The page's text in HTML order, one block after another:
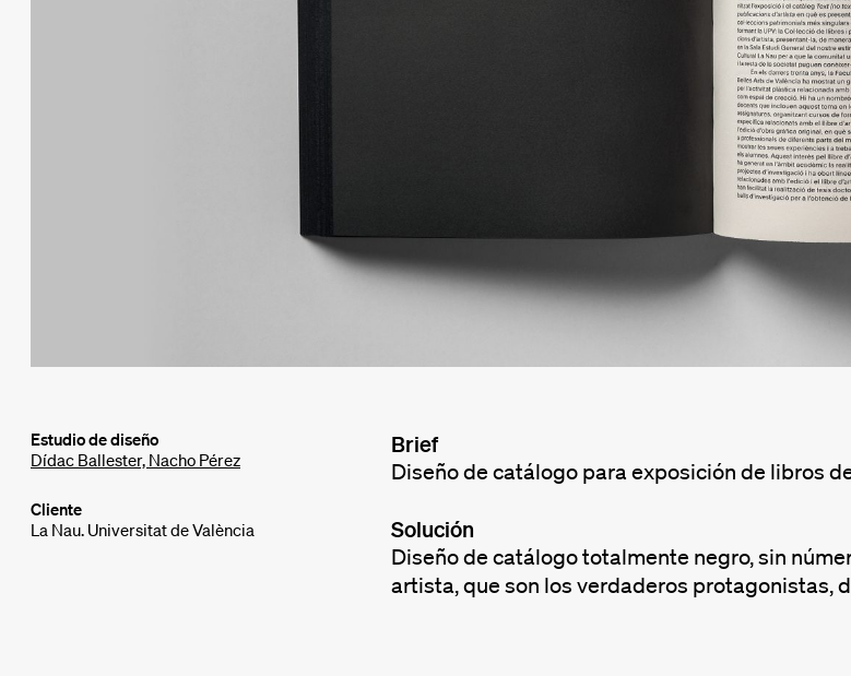
Estudio de diseño
Dídac Ballester, Nacho Pérez
Cliente
La Nau. Universitat de València
Brief
Diseño de catálogo para exposición de libros
Solución
Diseño de catálogo totalmente negro, sin
artista, que son los verdaderos protagonistas,